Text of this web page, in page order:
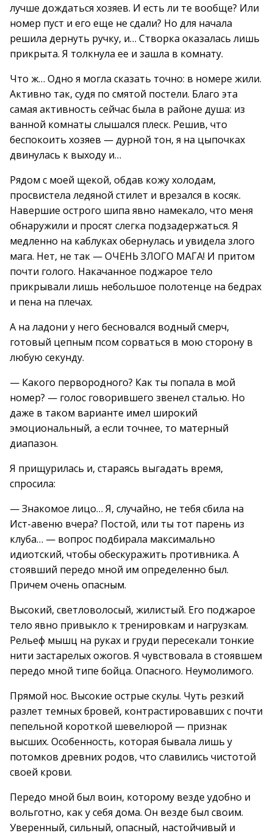
лучше дождаться хозяев. И есть ли те вообще? Или
номер пуст и его еще не сдали? Но для начала
решила дернуть ручку, и… Створка оказалась лишь
прикрыта. Я толкнула ее и зашла в комнату.
Что ж… Одно я могла сказать точно: в номере жили.
Активно так, судя по смятой постели. Благо эта
самая активность сейчас была в районе душа: из
ванной комнаты слышался плеск. Решив, что
беспокоить хозяев — дурной тон, я на цыпочках
двинулась к выходу и…
Рядом с моей щекой, обдав кожу холодам,
просвистела ледяной стилет и врезался в косяк.
Навершие острого шипа явно намекало, что меня
обнаружили и просят слегка подзадержаться. Я
медленно на каблуках обернулась и увидела злого
мага. Нет, не так — ОЧЕНЬ ЗЛОГО МАГА! И притом
почти голого. Накачанное поджарое тело
прикрывали лишь небольшое полотенце на бедрах
и пена на плечах.
А на ладони у него бесновался водный смерч,
готовый цепным псом сорваться в мою сторону в
любую секунду.
— Какого первородного? Как ты попала в мой
номер? — голос говорившего звенел сталью. Но
даже в таком варианте имел широкий
эмоциональный, а если точнее, то матерный
диапазон.
Я прищурилась и, стараясь выгадать время,
спросила:
— Знакомое лицо… Я, случайно, не тебя сбила на
Ист-авеню вчера? Постой, или ты тот парень из
клуба… — вопрос подбирала максимально
идиотский, чтобы обескуражить противника. А
стоявший передо мной им определенно был.
Причем очень опасным.
Высокий, светловолосый, жилистый. Его поджарое
тело явно привыкло к тренировкам и нагрузкам.
Рельеф мышц на руках и груди пересекали тонкие
нити застарелых ожогов. Я чувствовала в стоявшем
передо мной типе бойца. Опасного. Неумолимого.
Прямой нос. Высокие острые скулы. Чуть резкий
разлет темных бровей, контрастировавших с почти
пепельной короткой шевелюрой — признак
высших. Особенность, которая бывала лишь у
потомков древних родов, что славились чистотой
своей крови.
Передо мной был воин, которому везде удобно и
вольготно, как у себя дома. Он везде был своим.
Уверенный, сильный, опасный, настойчивый и